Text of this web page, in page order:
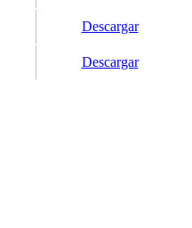
Descargar
Descargar